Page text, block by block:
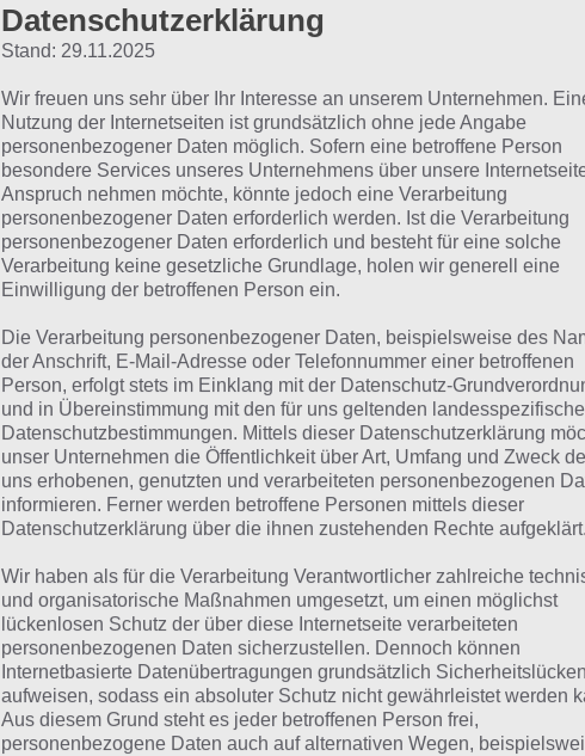
Die Lösung für das tägliche Rätsel vom 21.8.2024 zu
August 2024 in 4 Bilder 1 Wort. Wenn du dort aktuell
dich:
BATTERIE
Du suchst eine andere Lösung?
Tägliches BONUS Rätsel:Zur Lösung vom 21.8.2024
Rätsel aus dem Jahr 2023:Schau mal, was vor einem Jahr,
Lösung gesucht war
Zur Übersicht :4 Bilder 1 Wort Lösungen zu Clevere
Datenschutzerklärung
Stand: 29.11.2025
Wir freuen uns sehr über Ihr Interesse an unserem Unternehmen.
Nutzung der Internetseiten ist grundsätzlich ohne jede Angabe
personenbezogener Daten möglich. Sofern eine betroffene Person
besondere Services unseres Unternehmens über unsere
Anspruch nehmen möchte, könnte jedoch eine Verarbeitung
personenbezogener Daten erforderlich werden. Ist die Verarbeitung
personenbezogener Daten erforderlich und besteht für eine solche
Verarbeitung keine gesetzliche Grundlage, holen wir generell eine
Einwilligung der betroffenen Person ein.
Die Verarbeitung personenbezogener Daten, beispielsweise des
der Anschrift, E-Mail-Adresse oder Telefonnummer einer betroffenen
Person, erfolgt stets im Einklang mit der Datenschutz-
und in Übereinstimmung mit den für uns geltenden
Datenschutzbestimmungen. Mittels dieser Datenschutzerklärung
unser Unternehmen die Öffentlichkeit über Art, Umfang und Zweck
uns erhobenen, genutzten und verarbeiteten personenbezogenen
informieren. Ferner werden betroffene Personen mittels dieser
Datenschutzerklärung über die ihnen zustehenden Rechte aufgeklärt.
Wir haben als für die Verarbeitung Verantwortlicher zahlreiche
und organisatorische Maßnahmen umgesetzt, um einen möglichst
lückenlosen Schutz der über diese Internetseite verarbeiteten
personenbezogenen Daten sicherzustellen. Dennoch können
Internetbasierte Datenübertragungen grundsätzlich Sicherheitslücken
aufweisen, sodass ein absoluter Schutz nicht gewährleistet werden
Aus diesem Grund steht es jeder betroffenen Person frei,
personenbezogene Daten auch auf alternativen Wegen,